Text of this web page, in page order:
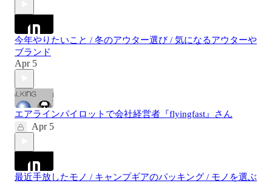
今年やりたいこと / 冬のアウター選び / 気になるアウターや
ブランド
Apr 5
エアラインパイロットで会社経営者『flyingfast』さん
Apr 5
最近手放したモノ / キャンプギアのパッキング / モノを選ぶ